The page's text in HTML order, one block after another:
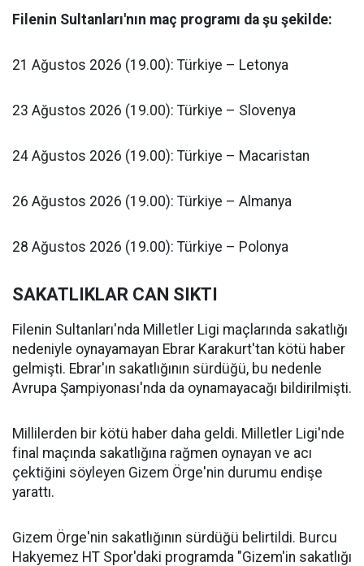
Filenin Sultanları'nın maç programı da şu şekilde:
21 Ağustos 2026 (19.00): Türkiye – Letonya
23 Ağustos 2026 (19.00): Türkiye – Slovenya
24 Ağustos 2026 (19.00): Türkiye – Macaristan
26 Ağustos 2026 (19.00): Türkiye – Almanya
28 Ağustos 2026 (19.00): Türkiye – Polonya
SAKATLIKLAR CAN SIKTI
Filenin Sultanları'nda Milletler Ligi maçlarında sakatlığı
nedeniyle oynayamayan Ebrar Karakurt'tan kötü haber
gelmişti. Ebrar'ın sakatlığının sürdüğü, bu nedenle
Avrupa Şampiyonası'nda da oynamayacağı bildirilmişti.
Millilerden bir kötü haber daha geldi. Milletler Ligi'nde
final maçında sakatlığına rağmen oynayan ve acı
çektiğini söyleyen Gizem Örge'nin durumu endişe
yarattı.
Gizem Örge'nin sakatlığının sürdüğü belirtildi. Burcu
Hakyemez HT Spor'daki programda "Gizem'in sakatlığı